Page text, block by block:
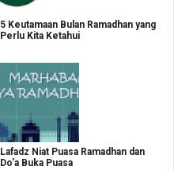
5 Keutamaan Bulan Ramadhan yang
Perlu Kita Ketahui
Lafadz Niat Puasa Ramadhan dan
Do'a Buka Puasa